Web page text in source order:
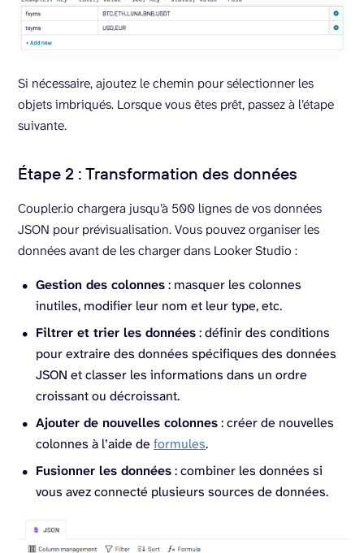
Si nécessaire, ajoutez le chemin pour sélectionner les
objets imbriqués. Lorsque vous êtes prêt, passez à l’étape
suivante.
Étape 2 : Transformation des données
Coupler.io chargera jusqu’à 500 lignes de vos données
JSON pour prévisualisation. Vous pouvez organiser les
données avant de les charger dans Looker Studio :
Gestion des colonnes: masquer les colonnes
inutiles, modifier leur nom et leur type, etc.
Filtrer et trier les données: définir des conditions
pour extraire des données spécifiques des données
JSON et classer les informations dans un ordre
croissant ou décroissant.
Ajouter de nouvelles colonnes: créer de nouvelles
colonnes à l’aide de formules.
Fusionner les données: combiner les données si
vous avez connecté plusieurs sources de données.